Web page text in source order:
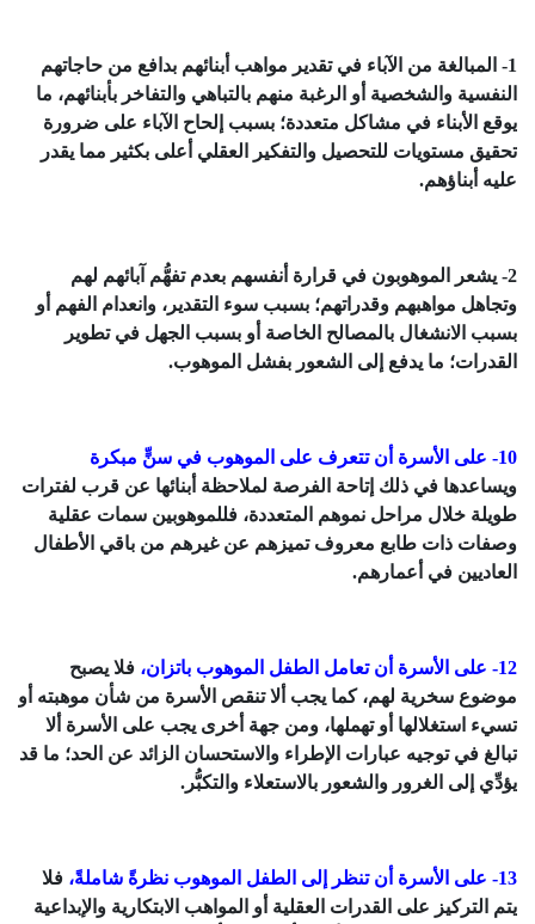
1- المبالغة من الآباء في تقدير مواهب أبنائهم بدافع من حاجاتهم
النفسية والشخصية أو الرغبة منهم بالتباهي والتفاخر بأبنائهم، ما
يوقع الأبناء في مشاكل متعددة؛ بسبب إلحاح الآباء على ضرورة
تحقيق مستويات للتحصيل والتفكير العقلي أعلى بكثير مما يقدر
عليه أبناؤهم.
2- يشعر الموهوبون في قرارة أنفسهم بعدم تفهُّم آبائهم لهم
وتجاهل مواهبهم وقدراتهم؛ بسبب سوء التقدير، وانعدام الفهم أو
بسبب الانشغال بالمصالح الخاصة أو بسبب الجهل في تطوير
القدرات؛ ما يدفع إلى الشعور بفشل الموهوب.
10- على الأسرة أن تتعرف على الموهوب في سنٍّ مبكرة
ويساعدها في ذلك إتاحة الفرصة لملاحظة أبنائها عن قرب لفترات
طويلة خلال مراحل نموهم المتعددة، فللموهوبين سمات عقلية
وصفات ذات طابع معروف تميزهم عن غيرهم من باقي الأطفال
العاديين في أعمارهم.
12- على الأسرة أن تعامل الطفل الموهوب باتزان،
فلا يصبح
موضوع سخرية لهم، كما يجب ألا تنقص الأسرة من شأن موهبته أو
تسيء استغلالها أو تهملها، ومن جهة أخرى يجب على الأسرة ألا
تبالغ في توجيه عبارات الإطراء والاستحسان الزائد عن الحد؛ ما قد
يؤدِّي إلى الغرور والشعور بالاستعلاء والتكبُّر.
13- على الأسرة أن تنظر إلى الطفل الموهوب نظرةً شاملةً،
فلا
يتم التركيز على القدرات العقلية أو المواهب الابتكارية والإبداعية